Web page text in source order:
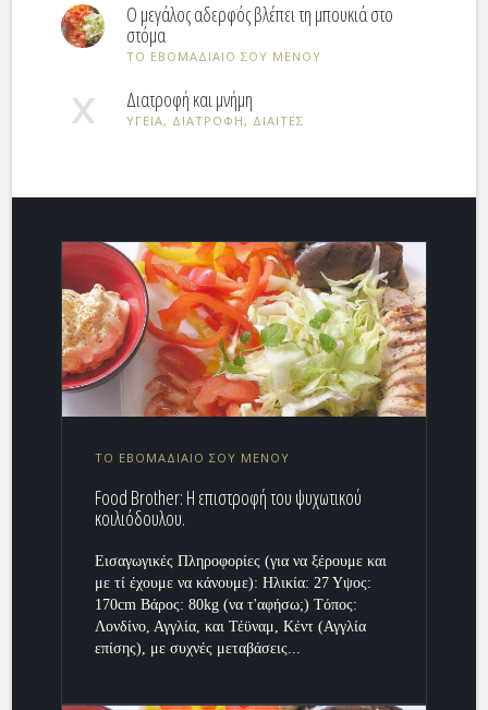
Ο μεγάλος αδερφός βλέπει τη μπουκιά στο
στόμα
ΤΟ ΕΒOΜΑΔΙΑΙΟ ΣΟΥ ΜΕΝΟΥ
Διατροφή και μνήμη
ΥΓΕΙΑ, ΔΙΑΤΡΟΦΗ, ΔΙΑΙΤΕΣ
ΤΟ ΕΒOΜΑΔΙΑΙΟ ΣΟΥ ΜΕΝΟΥ
Food Brother: H επιστροφή του ψυχωτικού
κοιλιόδουλου.
Εισαγωγικές Πληροφορίες (για να ξέρουμε και
με τί έχουμε να κάνουμε): Ηλικία: 27 Υψος:
170cm Βάρος: 80kg (να τ'αφήσω;) Tόπος:
Λονδίνο, Αγγλία, και Τέϋναμ, Κέντ (Αγγλία
επίσης), με συχνές μεταβάσεις...